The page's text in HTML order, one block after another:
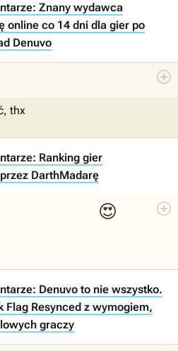
Znany wydawca
online co 14 dni dla gier po
Denuvo
thx
Ranking gier
DarthMadarę
😍
Denuvo to nie wszystko.
Flag Resynced z wymogiem,
graczy